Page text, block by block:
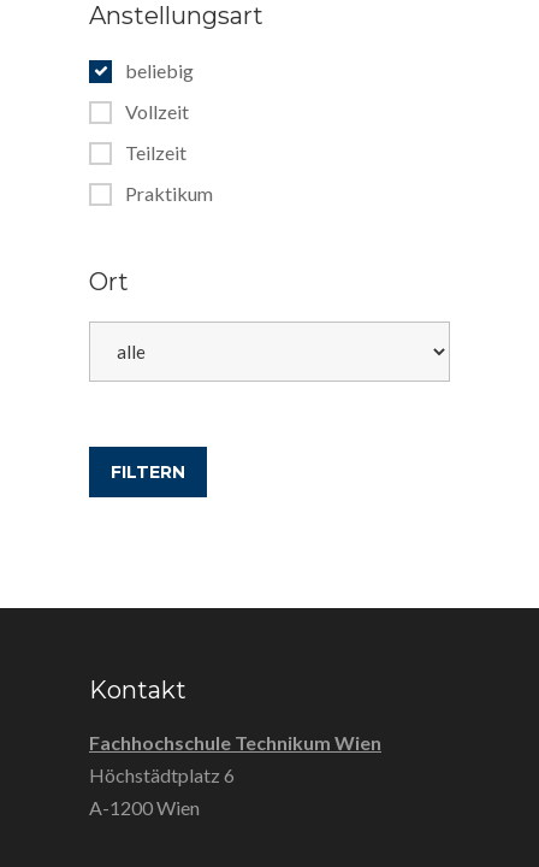
Anstellungsart
beliebig
Vollzeit
Teilzeit
Praktikum
Ort
FILTERN
Kontakt
Fachhochschule Technikum Wien
Höchstädtplatz 6
A-1200 Wien